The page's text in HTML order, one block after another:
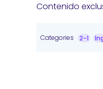
Contenido
Categories 2-1